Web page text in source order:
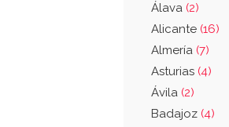
Álava (2)
Alicante (16)
Almería (7)
Asturias (4)
Ávila (2)
Badajoz (4)